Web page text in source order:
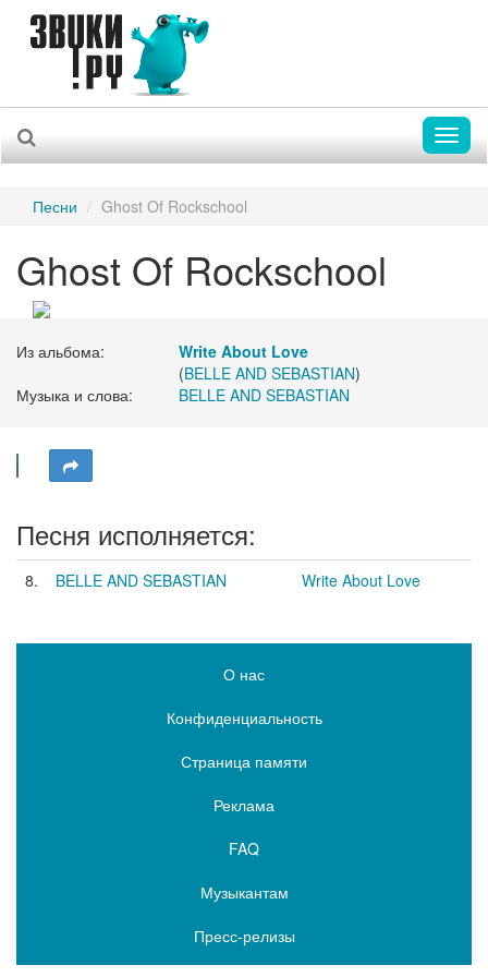
Песни Ghost Of Rockschool
Ghost Of Rockschool
Из альбома:
Write About Love
(BELLE AND SEBASTIAN)
Музыка и слова:
BELLE AND SEBASTIAN
Песня исполняется:
8. BELLE AND SEBASTIAN Write About Love
О нас
Конфиденциальность
Страница памяти
Реклама
FAQ
Музыкантам
Пресс-релизы